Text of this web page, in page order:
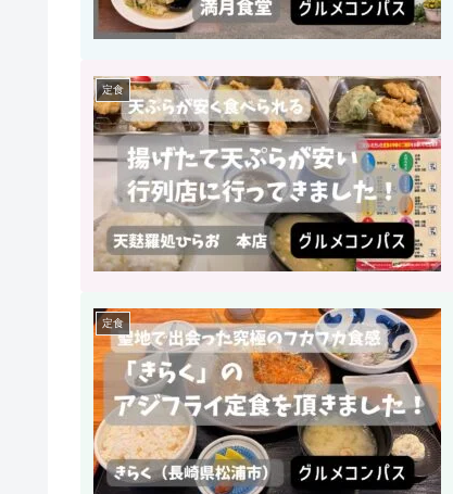
定食
定食